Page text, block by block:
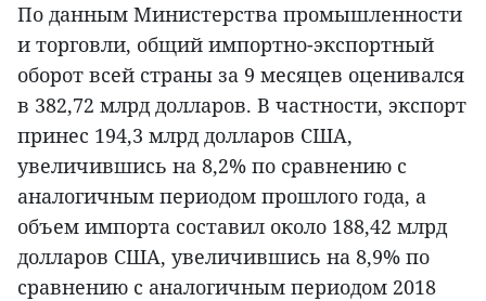
По данным Министерства промышленности
и торговли, общий импортно-экспортный
оборот всей страны за 9 месяцев оценивался
в 382,72 млрд долларов. В частности, экспорт
принес 194,3 млрд долларов США,
увеличившись на 8,2% по сравнению с
аналогичным периодом прошлого года, а
объем импорта составил около 188,42 млрд
долларов США, увеличившись на 8,9% по
сравнению с аналогичным периодом 2018